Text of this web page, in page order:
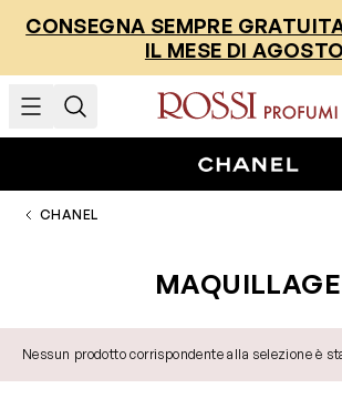
CONSEGNA SEMPRE
IL MESE DI
CHANEL
MAQUILLAGE
Nessun prodotto corrispondente alla selezione è